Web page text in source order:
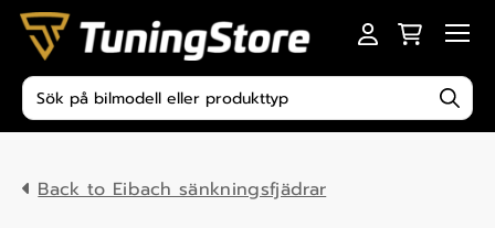
Skip to content
Produktsökning
Back to Eibach sänkningsfjädrar